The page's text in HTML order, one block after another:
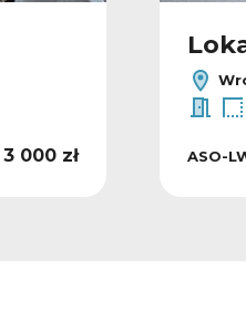
3 000 zł ASO-